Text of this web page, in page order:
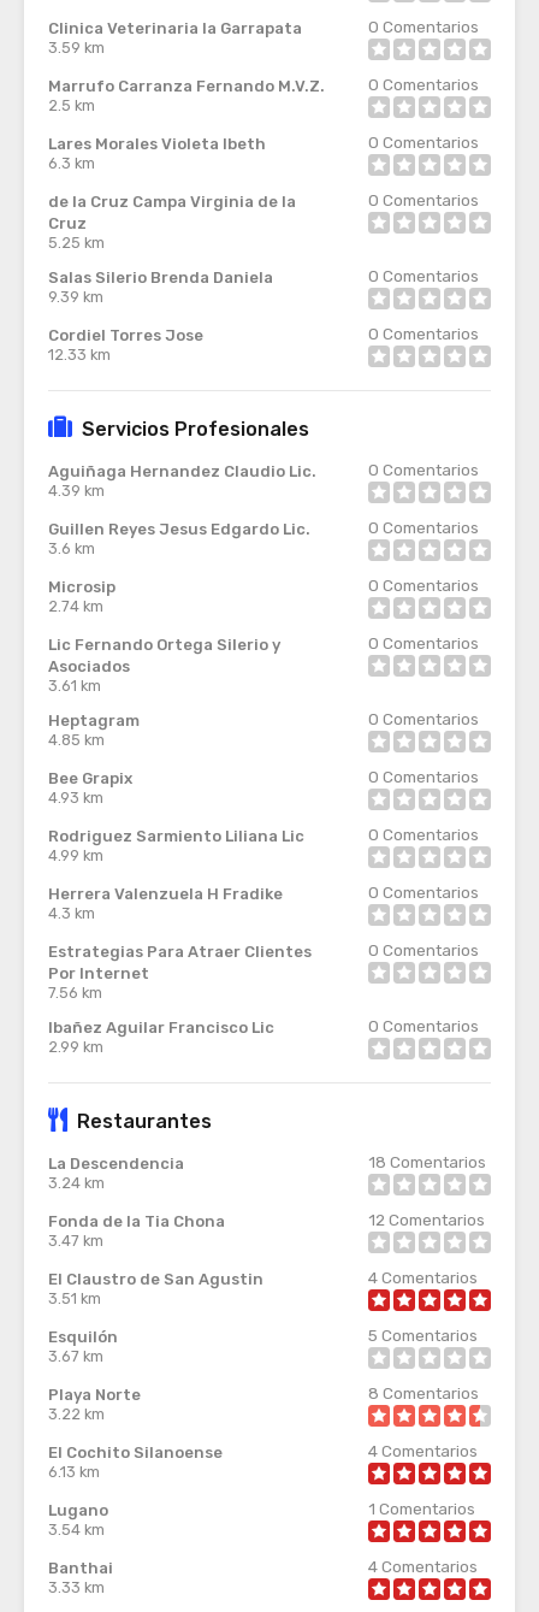
Clinica Veterinaria la Garrapata
3.59 km
0 Comentarios
Marrufo Carranza Fernando M.V.Z.
2.5 km
0 Comentarios
Lares Morales Violeta Ibeth
6.3 km
0 Comentarios
de la Cruz Campa Virginia de la
Cruz
5.25 km
0 Comentarios
Salas Silerio Brenda Daniela
9.39 km
0 Comentarios
Cordiel Torres Jose
12.33 km
0 Comentarios
Servicios Profesionales
Aguiñaga Hernandez Claudio Lic.
4.39 km
0 Comentarios
Guillen Reyes Jesus Edgardo Lic.
3.6 km
0 Comentarios
Microsip
2.74 km
0 Comentarios
Lic Fernando Ortega Silerio y
Asociados
3.61 km
0 Comentarios
Heptagram
4.85 km
0 Comentarios
Bee Grapix
4.93 km
0 Comentarios
Rodriguez Sarmiento Liliana Lic
4.99 km
0 Comentarios
Herrera Valenzuela H Fradike
4.3 km
0 Comentarios
Estrategias Para Atraer Clientes
Por Internet
7.56 km
0 Comentarios
Ibañez Aguilar Francisco Lic
2.99 km
0 Comentarios
Restaurantes
La Descendencia
3.24 km
18 Comentarios
Fonda de la Tia Chona
3.47 km
12 Comentarios
El Claustro de San Agustin
3.51 km
4Comentarios
Esquilón
3.67 km
5 Comentarios
Playa Norte
3.22 km
8 Comentarios
El Cochito Silanoense
6.13 km
4Comentarios
Lugano
3.54 km
1 Comentarios
Banthai
3.33 km
4Comentarios